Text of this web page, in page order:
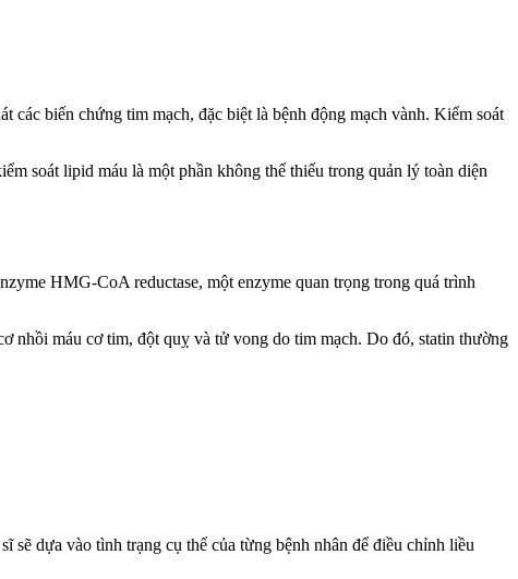
biến chứng tim mạch, đặc biệt là bệnh động mạch vành. Kiểm soát
soát lipid máu là một phần không thể thiếu trong quản lý toàn diện
HMG-CoA reductase, một enzyme quan trọng trong quá trình
nhồi máu cơ tim, đột quỵ và tử vong do tim mạch. Do đó, statin thường
dựa vào tình trạng cụ thể của từng bệnh nhân để điều chỉnh liều